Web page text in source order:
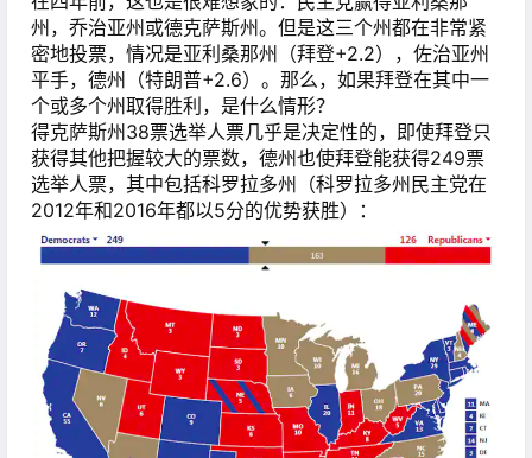
州，乔治亚州或德克萨斯州。但是这三个州都在非常紧
密地投票，情况是亚利桑那州（拜登+2.2），佐治亚州
平手，德州（特朗普+2.6）。那么，如果拜登在其中一
个或多个州取得胜利，是什么情形？
得克萨斯州38票选举人票几乎是决定性的，即使拜登只
获得其他把握较大的票数，德州也使拜登能获得249票
选举人票，其中包括科罗拉多州（科罗拉多州民主党在
2012年和2016年都以5分的优势获胜）：